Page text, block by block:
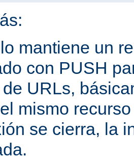
mantiene un
con PUSH
URLs,
mismo
se cierra, la